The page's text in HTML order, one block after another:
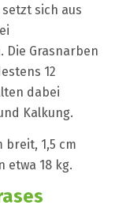
sich aus
Die Grasnarben
12
dabei
Kalkung.
breit, 1,5 cm
etwa 18 kg.